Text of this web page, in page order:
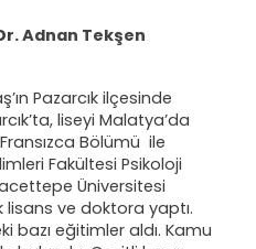
Adnan Tekşen
Pazarcık ilçesinde
liseyi Malatya’da
Bölümü ile
Fakültesi Psikoloji
Üniversitesi
ve doktora yaptı.
bazı eğitimler aldı. Kamu